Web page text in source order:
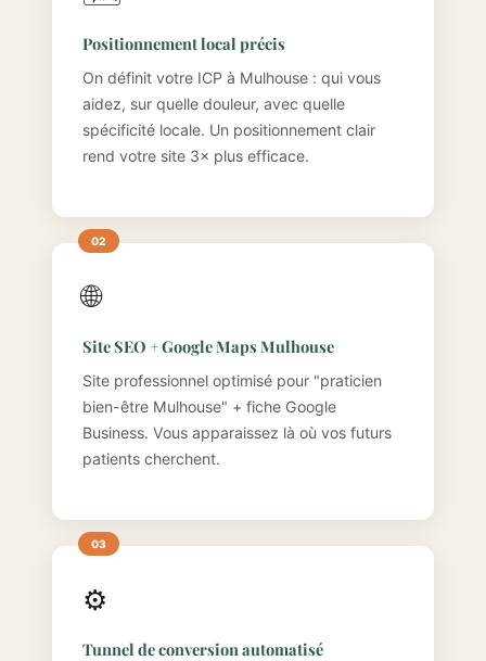
Positionnement local précis
On définit votre ICP à Mulhouse : qui vous
aidez, sur quelle douleur, avec quelle
spécificité locale. Un positionnement clair
rend votre site 3× plus efficace.
🌐
Site SEO + Google Maps Mulhouse
Site professionnel optimisé pour "praticien
bien-être Mulhouse" + fiche Google
Business. Vous apparaissez là où vos futurs
patients cherchent.
⚙️
Tunnel de conversion automatisé